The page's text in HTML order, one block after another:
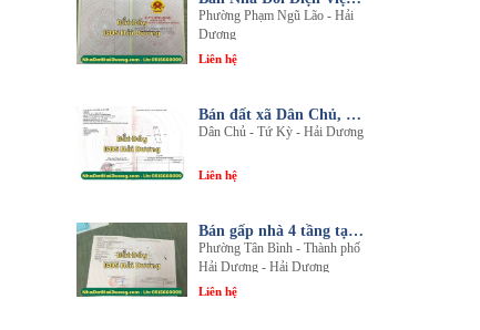
Phường Phạm Ngũ Lão - Hải
Dương
Liên hệ
Bán đất xã Dân Chủ, Tứ Kỳ, Hải Dương - Diện tích 214m2 - Mặt tiền 8.5m - nhadathaiduong.com
Dân Chủ - Tứ Kỳ - Hải Dương
Liên hệ
Bán gấp nhà 4 tầng tại khu đô thị An Phú 2 - Nội thất gỗ lim sang trọng
Phường Tân Bình - Thành phố
Hải Dương - Hải Dương
Liên hệ